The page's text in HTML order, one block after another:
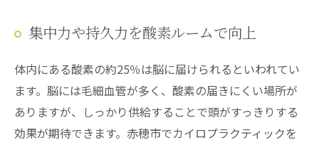
集中力や持久力を酸素ルームで向上
体内にある酸素の約25％は脳に届けられるといわれてい
ます。脳には毛細血管が多く、酸素の届きにくい場所が
ありますが、しっかり供給することで頭がすっきりする
効果が期待できます。赤穂市でカイロプラクティックを